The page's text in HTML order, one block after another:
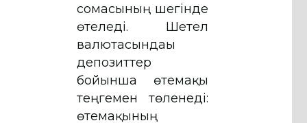
сомасының шегінде
өтеледі. Шетел
валютасындағы
депозиттер
бойынша өтемақы
теңгемен төленеді:
өтемақының